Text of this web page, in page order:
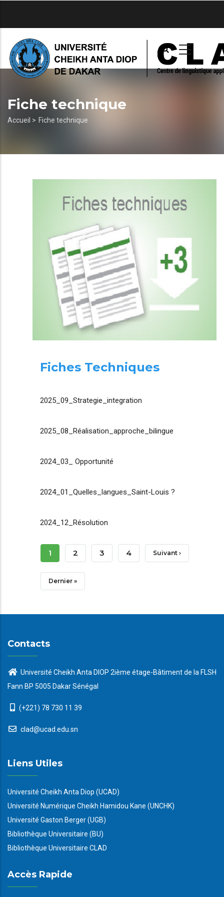
principal
Fiche technique
Fil
Accueil > Fiche technique
Fiches Techniques
2025_09_Strategie_integration
2025_08_Réalisation_approche_bilingue
2024_03_ Opportunité
2024_01_Quelles_langues_Saint-Louis ?
2024_12_Résolution
Pagination
Page
Courante
1 Page
2 Page
3 Page
4 Page
Suivant ›
Dernière
Dernier »
Contacts
Université Cheikh Anta DIOP 2ième étage-Bâtiment de la FLSH
Fann BP 5005 Dakar Sénégal
(+221) 78 730 11 39
clad@ucad.edu.sn
Liens Utiles
Université Cheikh Anta Diop (UCAD)
Université Numérique Cheikh Hamidou Kane (UNCHK)
Université Gaston Berger (UGB)
Bibliothèque Universitaire (BU)
Bibliothèque Universitaire CLAD
Accès Rapide